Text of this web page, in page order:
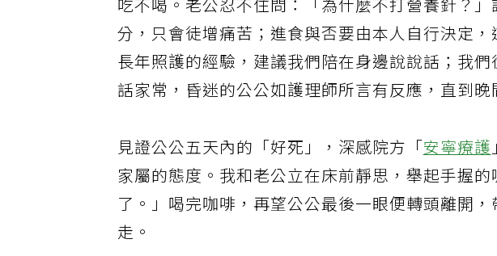
吃不喝。老公忍不住問：「為什麼不打營養針？
分，只會徒增痛苦；進食與否要由本人自行決定
長年照護的經驗，建議我們陪在身邊說說話；我
話家常，昏迷的公公如護理師所言有反應，直到晚
見證公公五天內的「好死」，深感院方「安寧療護
家屬的態度。我和老公立在床前靜思，舉起手握
了。」喝完咖啡，再望公公最後一眼便轉頭離開
走。